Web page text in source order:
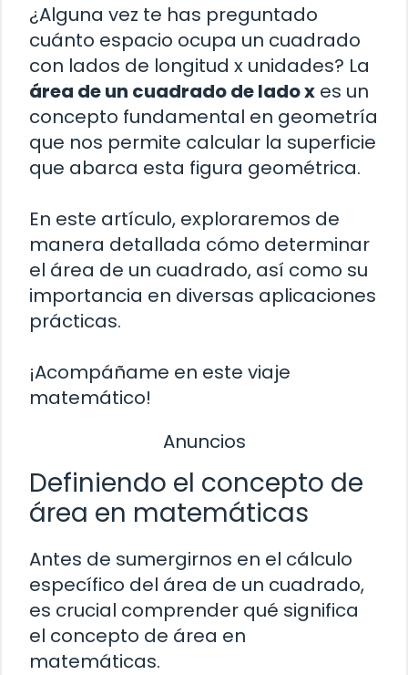
¿Alguna vez te has preguntado
cuánto espacio ocupa un cuadrado
con lados de longitud x unidades? La
área de un cuadrado de lado x es un
concepto fundamental en geometría
que nos permite calcular la superficie
que abarca esta figura geométrica.
En este artículo, exploraremos de
manera detallada cómo determinar
el área de un cuadrado, así como su
importancia en diversas aplicaciones
prácticas.
¡Acompáñame en este viaje
matemático!
Anuncios
Definiendo el concepto de
área en matemáticas
Antes de sumergirnos en el cálculo
específico del área de un cuadrado,
es crucial comprender qué significa
el concepto de área en
matemáticas.